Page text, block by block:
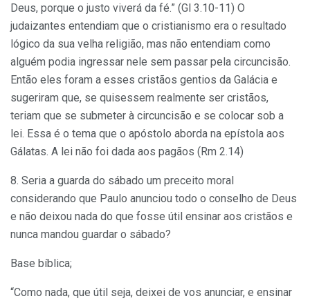
Deus, porque o justo viverá da fé.” (Gl 3.10-11) O
judaizantes entendiam que o cristianismo era o resultado
lógico da sua velha religião, mas não entendiam como
alguém podia ingressar nele sem passar pela circuncisão.
Então eles foram a esses cristãos gentios da Galácia e
sugeriram que, se quisessem realmente ser cristãos,
teriam que se submeter à circuncisão e se colocar sob a
lei. Essa é o tema que o apóstolo aborda na epístola aos
Gálatas. A lei não foi dada aos pagãos (Rm 2.14)
8. Seria a guarda do sábado um preceito moral
considerando que Paulo anunciou todo o conselho de Deus
e não deixou nada do que fosse útil ensinar aos cristãos e
nunca mandou guardar o sábado?
Base bíblica;
“Como nada, que útil seja, deixei de vos anunciar, e ensinar